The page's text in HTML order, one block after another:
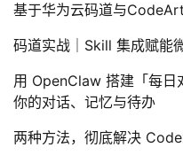
基于华为云码道与
码道实战｜Skill 集成赋能
用 OpenClaw 搭建「每日
你的对话、记忆与待办
两种方法，彻底解决